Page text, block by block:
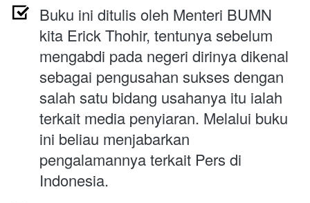
Buku ini ditulis oleh Menteri BUMN
kita Erick Thohir, tentunya sebelum
mengabdi pada negeri dirinya dikenal
sebagai pengusahan sukses dengan
salah satu bidang usahanya itu ialah
terkait media penyiaran. Melalui buku
ini beliau menjabarkan
pengalamannya terkait Pers di
Indonesia.